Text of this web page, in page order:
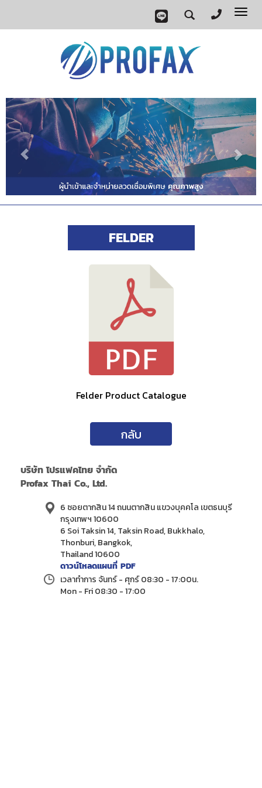
FELDER
Felder Product Catalogue
กลับ
บริษัท โปรแฟคไทย จำกัด
Profax Thai Co., Ltd.
6 ซอยตากสิน 14 ถนนตากสิน แขวงบุคคโล เขตธนบุรี
กรุงเทพฯ 10600
6 Soi Taksin 14, Taksin Road, Bukkhalo,
Thonburi, Bangkok,
Thailand 10600
ดาวน์โหลดแผนที่ PDF
เวลาทำการ จันทร์ - ศุกร์ 08:30 - 17:00น.
Mon - Fri 08:30 - 17:00